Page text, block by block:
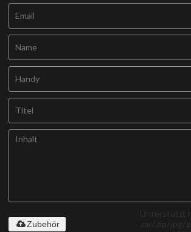
Unterstützt
.rar/.zip/.jpg/
Zubehör